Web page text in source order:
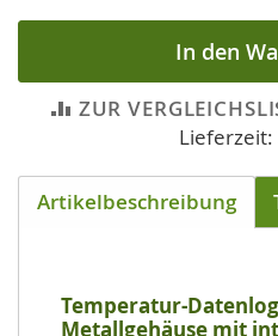
In den
ZUR
Lieferzeit:
Artikelbeschreibung
Temperatur-
Metallgehäuse mit